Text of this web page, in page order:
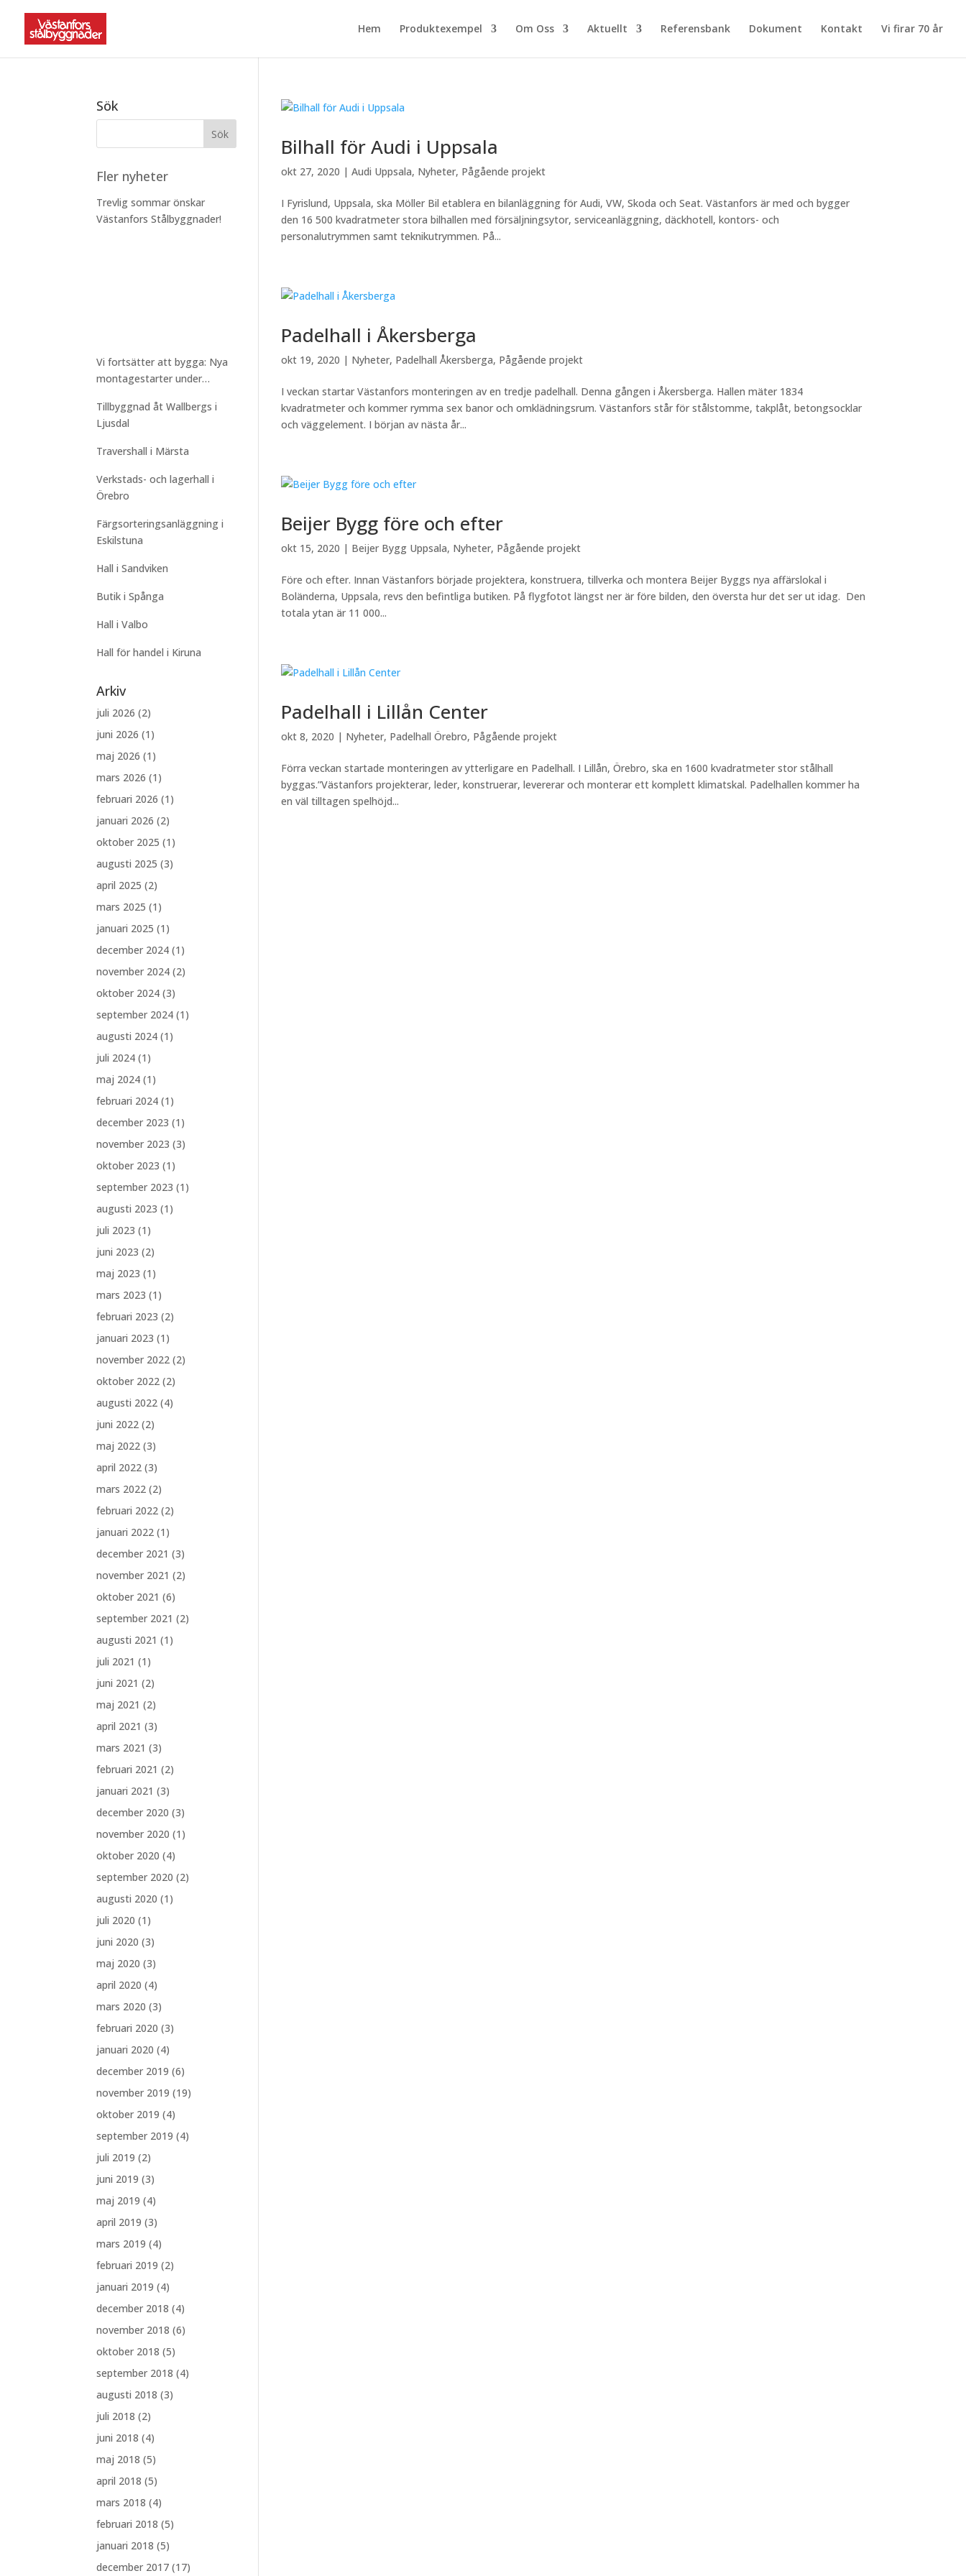
Hem Produktexempel Om Oss Aktuellt Referensbank Dokument Kontakt Vi firar 70 år
Bilhall för Audi i Uppsala
okt 27, 2020 |Audi Uppsala, Nyheter, Pågående projekt
I Fyrislund, Uppsala, ska Möller Bil etablera en bilanläggning för Audi, VW, Skoda och Seat. Västanfors är med och bygger
den 16 500 kvadratmeter stora bilhallen med försäljningsytor, serviceanläggning, däckhotell, kontors- och
personalutrymmen samt teknikutrymmen. På...
Padelhall i Åkersberga
okt 19, 2020 | Nyheter, Padelhall Åkersberga, Pågående projekt
I veckan startar Västanfors monteringen av en tredje padelhall. Denna gången i Åkersberga. Hallen mäter 1834
kvadratmeter och kommer rymma sex banor och omklädningsrum. Västanfors står för stålstomme, takplåt, betongsocklar
och väggelement. I början av nästa år...
Beijer Bygg före och efter
okt 15, 2020 | Beijer Bygg Uppsala, Nyheter, Pågående projekt
Före och efter. Innan Västanfors började projektera, konstruera, tillverka och montera Beijer Byggs nya affärslokal i
Boländerna, Uppsala, revs den befintliga butiken. På flygfotot längst ner är före bilden, den översta hur det ser ut idag. Den
totala ytan är 11 000...
Padelhall i Lillån Center
okt 8, 2020 | Nyheter, Padelhall Örebro, Pågående projekt
Förra veckan startade monteringen av ytterligare en Padelhall. I Lillån, Örebro, ska en 1600 kvadratmeter stor stålhall
byggas.”Västanfors projekterar, leder, konstruerar, levererar och monterar ett komplett klimatskal. Padelhallen kommer ha
en väl tilltagen spelhöjd...
Sök
Fler nyheter
Trevlig sommar önskar
Västanfors Stålbyggnader!
Vi fortsätter att bygga: Nya
montagestarter under
Tillbyggnad åt Wallbergs i
Ljusdal
Travershall i Märsta
Verkstads- och lagerhall i
Örebro
Färgsorteringsanläggning i
Eskilstuna
Hall i Sandviken
Butik i Spånga
Hall i Valbo
Hall för handel i Kiruna
Arkiv
juli 2026 (2)
juni 2026 (1)
maj 2026 (1)
mars 2026 (1)
februari 2026 (1)
januari 2026 (2)
oktober 2025 (1)
augusti 2025 (3)
april 2025 (2)
mars 2025 (1)
januari 2025 (1)
december 2024 (1)
november 2024 (2)
oktober 2024 (3)
september 2024 (1)
augusti 2024 (1)
juli 2024 (1)
maj 2024 (1)
februari 2024 (1)
december 2023 (1)
november 2023 (3)
oktober 2023 (1)
september 2023 (1)
augusti 2023 (1)
juli 2023 (1)
juni 2023 (2)
maj 2023 (1)
mars 2023 (1)
februari 2023 (2)
januari 2023 (1)
november 2022 (2)
oktober 2022 (2)
augusti 2022 (4)
juni 2022 (2)
maj 2022 (3)
april 2022 (3)
mars 2022 (2)
februari 2022 (2)
januari 2022 (1)
december 2021 (3)
november 2021 (2)
oktober 2021 (6)
september 2021 (2)
augusti 2021 (1)
juli 2021 (1)
juni 2021 (2)
maj 2021 (2)
april 2021 (3)
mars 2021 (3)
februari 2021 (2)
januari 2021 (3)
december 2020 (3)
november 2020 (1)
oktober 2020 (4)
september 2020 (2)
augusti 2020 (1)
juli 2020 (1)
juni 2020 (3)
maj 2020 (3)
april 2020 (4)
mars 2020 (3)
februari 2020 (3)
januari 2020 (4)
december 2019 (6)
november 2019 (19)
oktober 2019 (4)
september 2019 (4)
juli 2019 (2)
juni 2019 (3)
maj 2019 (4)
april 2019 (3)
mars 2019 (4)
februari 2019 (2)
januari 2019 (4)
december 2018 (4)
november 2018 (6)
oktober 2018 (5)
september 2018 (4)
augusti 2018 (3)
juli 2018 (2)
juni 2018 (4)
maj 2018 (5)
april 2018 (5)
mars 2018 (4)
februari 2018 (5)
januari 2018 (5)
december 2017 (17)